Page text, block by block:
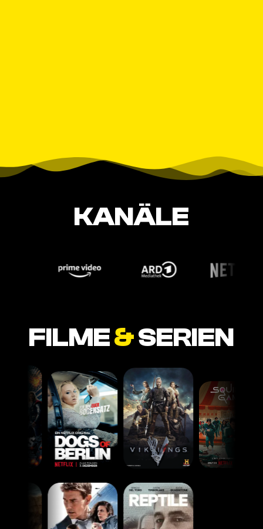
KANÄLE
FILME&SERIEN